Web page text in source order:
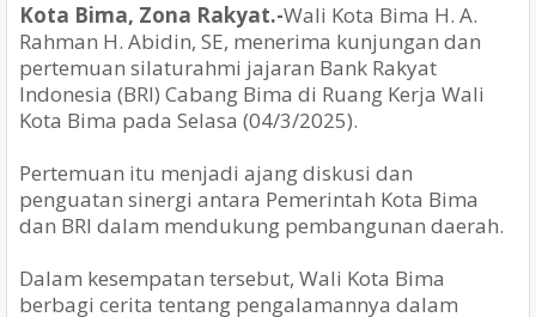
Kota Bima, Zona Rakyat.-Wali Kota Bima H. A.
Rahman H. Abidin, SE, menerima kunjungan dan
pertemuan silaturahmi jajaran Bank Rakyat
Indonesia (BRI) Cabang Bima di Ruang Kerja Wali
Kota Bima pada Selasa (04/3/2025).
Pertemuan itu menjadi ajang diskusi dan
penguatan sinergi antara Pemerintah Kota Bima
dan BRI dalam mendukung pembangunan daerah.
Dalam kesempatan tersebut, Wali Kota Bima
berbagi cerita tentang pengalamannya dalam